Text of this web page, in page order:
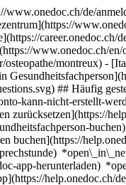
www.onedoc.ch/de/
career.onedoc.ch/
www.onedoc.ch/
montreux) -
## Häufig
kann-nicht-erstellt-
buchen](https://
app-herunterladen)